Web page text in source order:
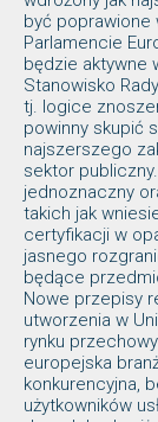
być
Parlamencie
będzie aktywne
Stanowisko
tj. logice
powinny skupić
najszerszego
sektor
jednoznaczny
takich jak
certyfikacji w
jasnego
będące
Nowe przepisy
utworzenia w
rynku
europejska
konkurencyjna,
użytkowników